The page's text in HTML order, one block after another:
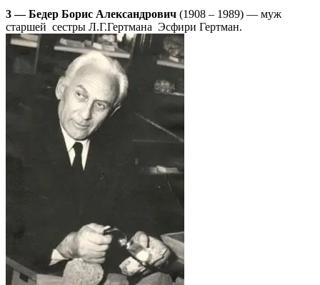
3 — Бедер Борис Александрович (1908 – 1989) — муж
старшей сестры Л.Г.Гертмана Эсфири Гертман.